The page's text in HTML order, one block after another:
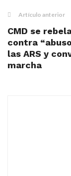
Artículo anterior
CMD se
contra
las ARS y
marcha